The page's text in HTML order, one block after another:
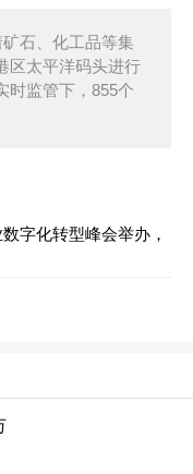
石、化工品等集
区太平洋码头进行
时监管下，855个
字化转型峰会举办，